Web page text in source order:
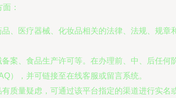
：
、医疗器械、化妆品相关的法律、法规、规章
案、食品生产许可等。在办理前、中、后任何
），并可链接至在线客服或留言系统。
质量疑虑，可通过该平台指定的渠道进行实名